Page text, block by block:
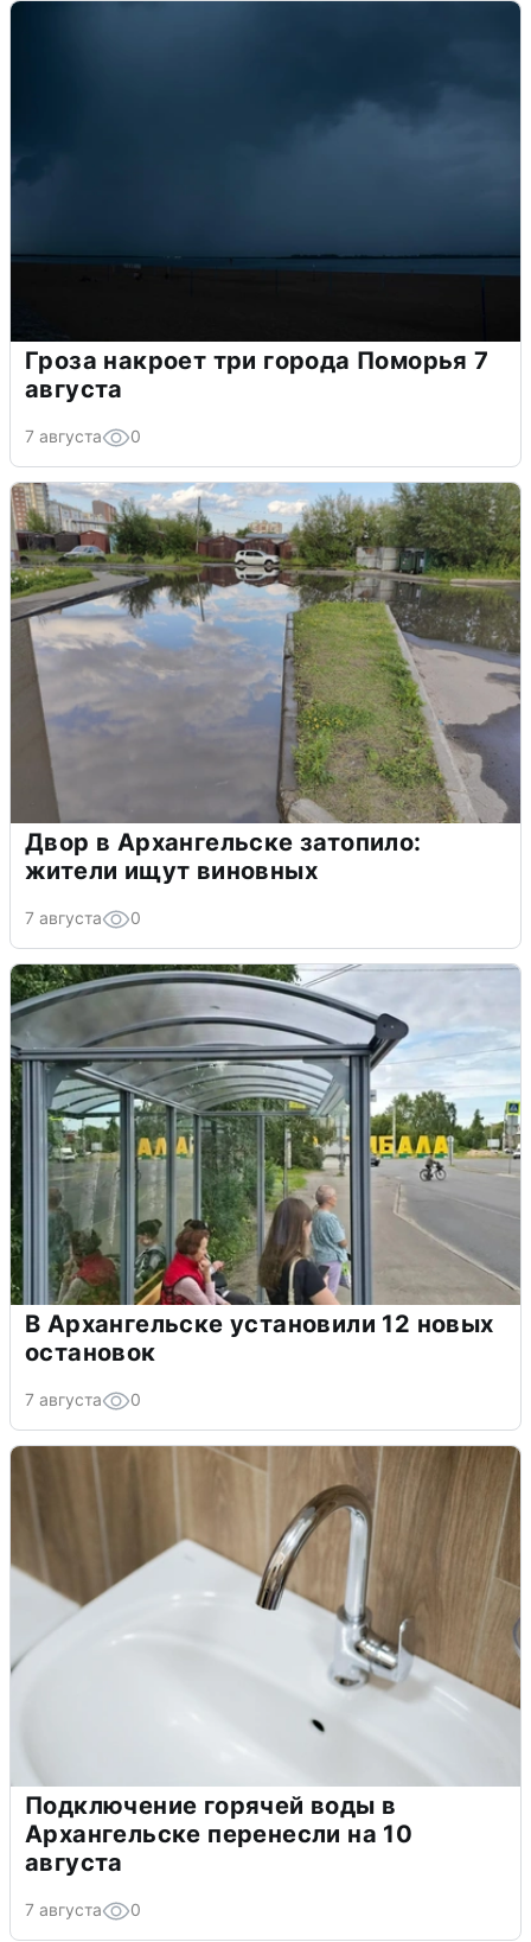
Гроза накроет три города Поморья 7
августа
7 августа 0
Двор в Архангельске затопило:
жители ищут виновных
7 августа 0
В Архангельске установили 12 новых
остановок
7 августа 0
Подключение горячей воды в
Архангельске перенесли на 10
августа
7 августа 0